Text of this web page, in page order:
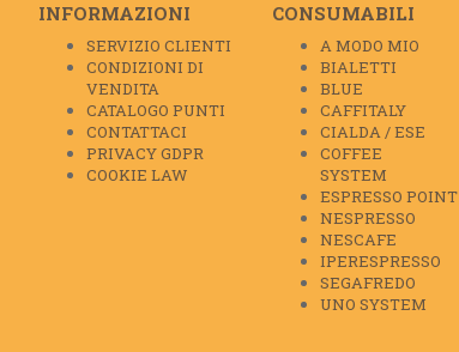
INFORMAZIONI
SERVIZIO CLIENTI
CONDIZIONI DI
VENDITA
CATALOGO PUNTI
CONTATTACI
PRIVACY GDPR
COOKIE LAW
CONSUMABILI
A MODO MIO
BIALETTI
BLUE
CAFFITALY
CIALDA / ESE
COFFEE
SYSTEM
ESPRESSO POINT
NESPRESSO
NESCAFE
IPERESPRESSO
SEGAFREDO
UNO SYSTEM